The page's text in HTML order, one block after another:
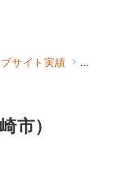
サイト実績 クラ
市）